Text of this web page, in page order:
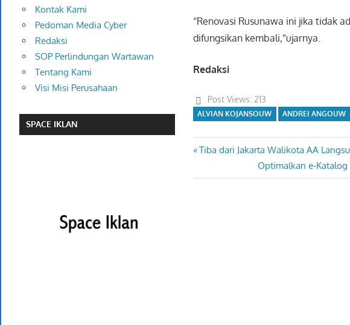
“Renovasi Rusunawa ini jika tidak
difungsikan kembali,”ujarnya.
Redaksi
Post Views: 213
ALVIAN KOJANSOUW ANDREI ANGOUW
Navigasi
pos
Previous
Tiba dari Jakarta Walikota AA
Next
Post:
Optimalkan e-Katalog
Kontak Kami
Pedoman Media Cyber
Redaksi
SOP Perlindungan Wartawan
Tentang Kami
Visi Misi Perusahaan
SPACE IKLAN